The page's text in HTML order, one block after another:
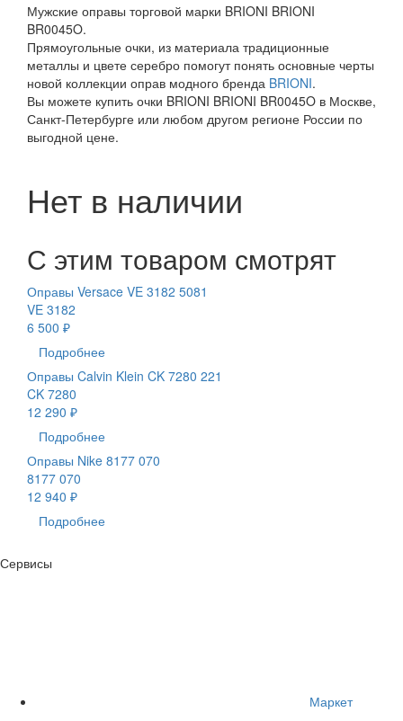
Мужские оправы торговой марки BRIONI BRIONI
BR0045O.
Прямоугольные очки, из материала традиционные
металлы и цвете серебро помогут понять основные черты
новой коллекции оправ модного бренда BRIONI.
Вы можете купить очки BRIONI BRIONI BR0045O в Москве,
Санкт-Петербурге или любом другом регионе России по
выгодной цене.
Нет в наличии
С этим товаром смотрят
Оправы Versace VE 3182 5081
VE 3182
6 500 ₽
Подробнее
Оправы Calvin Klein CK 7280 221
CK 7280
12 290 ₽
Подробнее
Оправы Nike 8177 070
8177 070
12 940 ₽
Подробнее
Сервисы
Маркет